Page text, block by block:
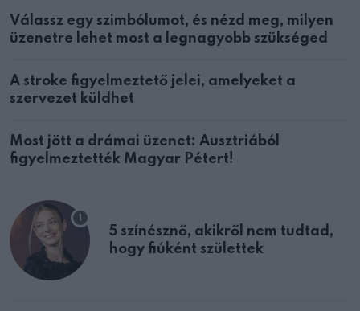
Válassz egy szimbólumot, és nézd meg, milyen
üzenetre lehet most a legnagyobb szükséged
A stroke figyelmeztető jelei, amelyeket a
szervezet küldhet
Most jött a drámai üzenet: Ausztriából
figyelmeztették Magyar Pétert!
5 színésznő, akikről nem tudtad,
hogy fiúként születtek